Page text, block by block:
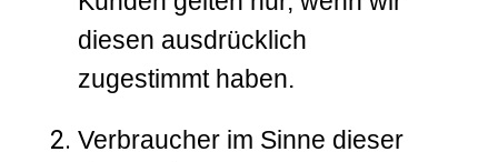
diesen ausdrücklich
zugestimmt haben.
Verbraucher im Sinne dieser